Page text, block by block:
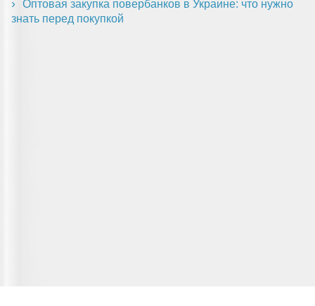
Оптовая закупка повербанков в Украине: что нужно
знать перед покупкой